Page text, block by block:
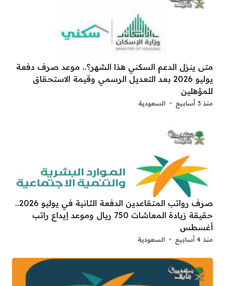
متى ينزل الدعم السكني هذا الشهر؟.. موعد صرف دفعة
يوليو 2026 بعد التعديل الرسمي وقيمة الاستحقاق
للمؤهلين
منذ 3 أسابيع السعودية
صرف رواتب المتقاعدين الدفعة الثانية في يوليو 2026..
حقيقة زيادة المعاشات 750 ريال وموعد إيداع راتب
أغسطس
منذ 4 أسابيع السعودية